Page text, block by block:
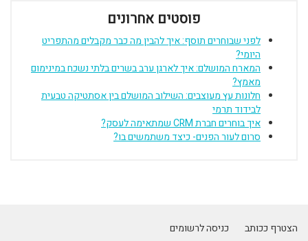
פוסטים אחרונים
לפני שבוחרים תוסף: איך להבין מה כבר מקבלים מהתפריט
היומי?
המארח המושלם: איך לארגן ערב בשרים בלתי נשכח במינימום
מאמץ?
חלונות עץ מעוצבים: השילוב המושלם בין אסתטיקה טבעית
לבידוד תרמי
איך בוחרים חברת CRM שמתאימה לעסק?
סרום לעור הפנים- כיצד משתמשים בו?
הצטרף ככותב
כניסה לרשומים